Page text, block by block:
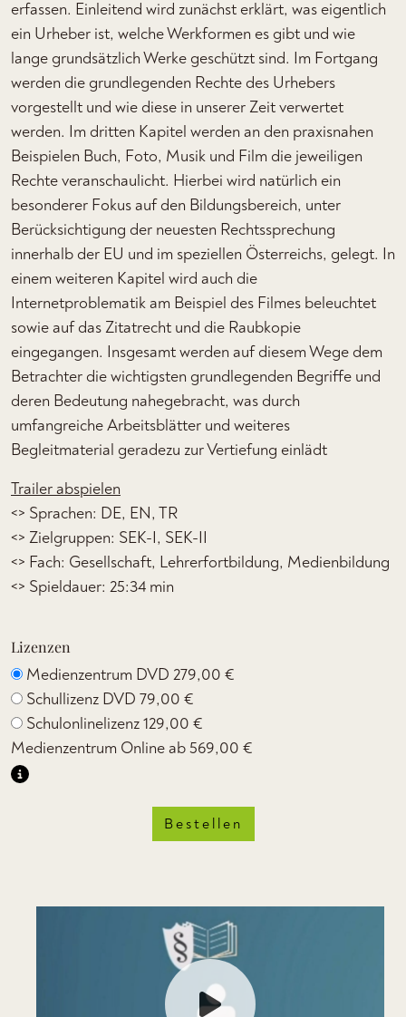
erfassen. Einleitend wird zunächst erklärt, was eigentlich
ein Urheber ist, welche Werkformen es gibt und wie
lange grundsätzlich Werke geschützt sind. Im Fortgang
werden die grundlegenden Rechte des Urhebers
vorgestellt und wie diese in unserer Zeit verwertet
werden. Im dritten Kapitel werden an den praxisnahen
Beispielen Buch, Foto, Musik und Film die jeweiligen
Rechte veranschaulicht. Hierbei wird natürlich ein
besonderer Fokus auf den Bildungsbereich, unter
Berücksichtigung der neuesten Rechtssprechung
innerhalb der EU und im speziellen Österreichs, gelegt. In
einem weiteren Kapitel wird auch die
Internetproblematik am Beispiel des Filmes beleuchtet
sowie auf das Zitatrecht und die Raubkopie
eingegangen. Insgesamt werden auf diesem Wege dem
Betrachter die wichtigsten grundlegenden Begriffe und
deren Bedeutung nahegebracht, was durch
umfangreiche Arbeitsblätter und weiteres
Begleitmaterial geradezu zur Vertiefung einlädt
Trailer abspielen
<> Sprachen: DE, EN, TR
<> Zielgruppen: SEK-I, SEK-II
<> Fach: Gesellschaft, Lehrerfortbildung, Medienbildung
<> Spieldauer: 25:34 min
Lizenzen
Medienzentrum DVD 279,00 €
Schullizenz DVD 79,00 €
Schulonlinelizenz129,00 €
Medienzentrum Online ab569,00 €
Bestellen